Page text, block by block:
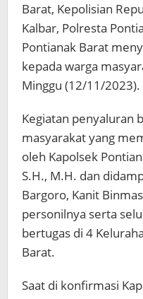
Barat, Kepolisian
Kalbar, Polresta
Pontianak Barat
kepada warga
Minggu (12/11/2023).
Kegiatan penyaluran
masyarakat yang
oleh Kapolsek
S.H., M.H. dan
Bargoro, Kanit
personilnya serta
bertugas di 4
Barat.
Saat di konfirmasi